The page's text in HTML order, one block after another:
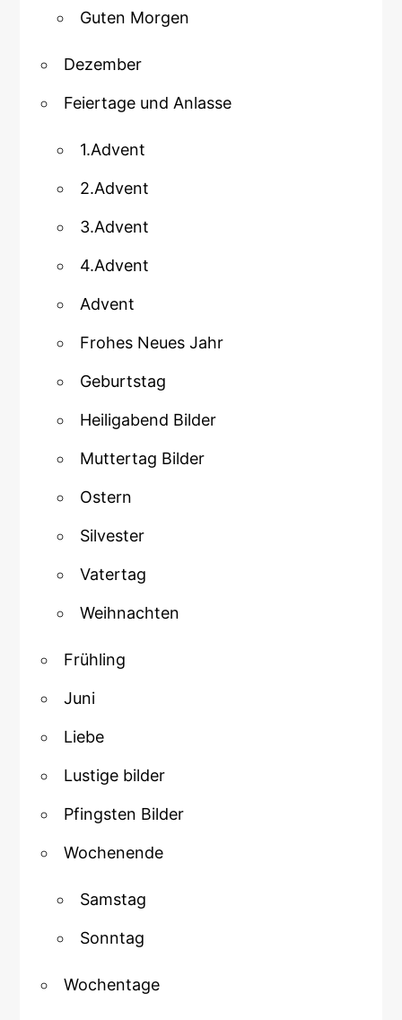
Guten Morgen
Dezember
Feiertage und Anlasse
1.Advent
2.Advent
3.Advent
4.Advent
Advent
Frohes Neues Jahr
Geburtstag
Heiligabend Bilder
Muttertag Bilder
Ostern
Silvester
Vatertag
Weihnachten
Frühling
Juni
Liebe
Lustige bilder
Pfingsten Bilder
Wochenende
Samstag
Sonntag
Wochentage